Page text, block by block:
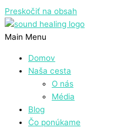
Preskočiť na obsah
Main Menu
Domov
Naša cesta
O nás
Média
Blog
Čo ponúkame